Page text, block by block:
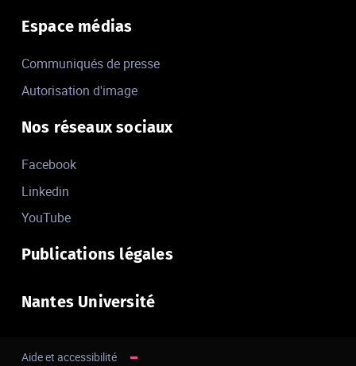
Espace médias
Communiqués de presse
Autorisation d'image
Nos réseaux sociaux
Facebook
Linkedin
YouTube
Publications légales
Nantes Université
Aide et accessibilité